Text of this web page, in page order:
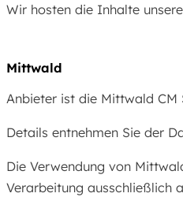
Wir hosten die Inhalte
Mittwald
Anbieter ist die Mittwald CM
Details entnehmen Sie der
Die Verwendung von
Verarbeitung ausschließlich